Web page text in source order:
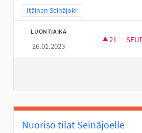
Rajaa tulokset teeman mukaan:
Itäinen Seinäjoki
LUONTIAIKA
26.01.2023
21 21
Nuoriso tilat Seinäjoelle